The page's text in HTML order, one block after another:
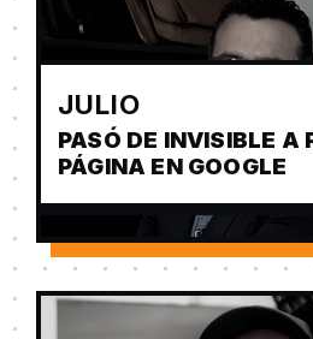
JULIO
PASÓ DE INVISIBLE A
PÁGINA EN GOOGLE